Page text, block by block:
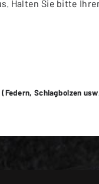
Halten Sie bitte
Schlagbolzen